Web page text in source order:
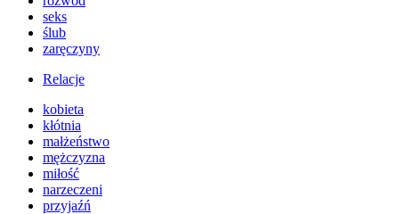
seks
ślub
zaręczyny
Relacje
kobieta
kłótnia
małżeństwo
mężczyzna
miłość
narzeczeni
przyjaźń